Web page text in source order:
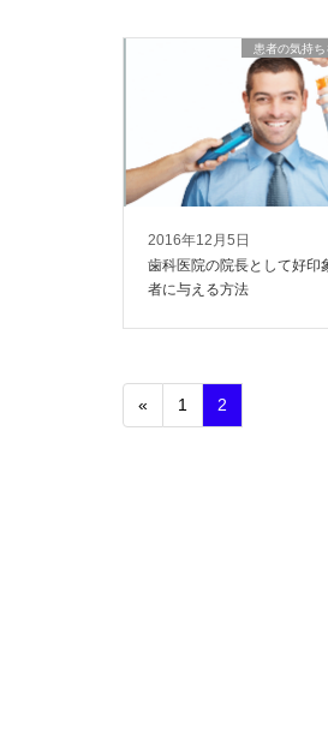
2016年12月5日
患者の気持
歯科医院の院長として好印
者に与える方法
« 1 2